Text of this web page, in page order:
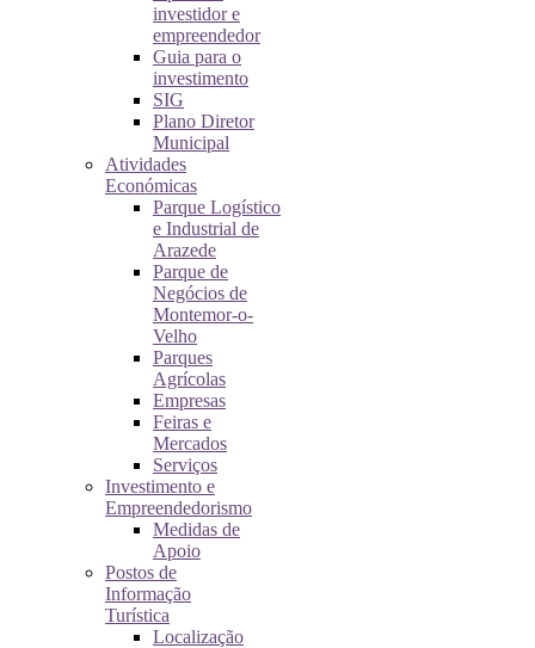
investidor e
empreendedor
Guia para o
investimento
SIG
Plano Diretor
Municipal
Atividades
Económicas
Parque Logístico
e Industrial de
Arazede
Parque de
Negócios de
Montemor-o-
Velho
Parques
Agrícolas
Empresas
Feiras e
Mercados
Serviços
Investimento e
Empreendedorismo
Medidas de
Apoio
Postos de
Informação
Turística
Localização